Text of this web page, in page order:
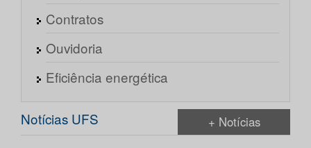
Contratos
Ouvidoria
Eficiência energética
Notícias UFS + Notícias